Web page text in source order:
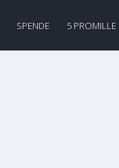
SPENDE 5 PROMILLE